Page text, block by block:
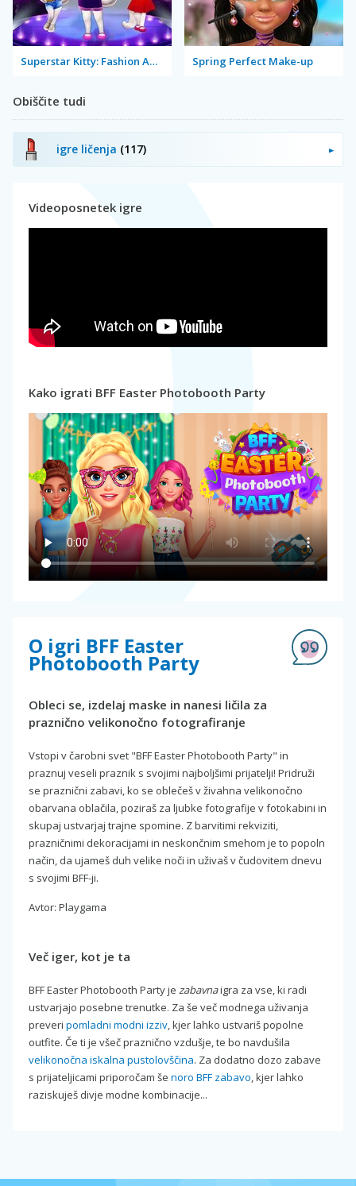
Superstar Kitty: Fashion Award Spring Perfect Make-up
Obiščite tudi
igre ličenja (117)
Videoposnetek igre
Kako igrati BFF Easter Photobooth Party
O igri BFF Easter
Photobooth Party
Obleci se, izdelaj maske in nanesi ličila za
praznično velikonočno fotografiranje
Vstopi v čarobni svet "BFF Easter Photobooth Party" in
praznuj veseli praznik s svojimi najboljšimi prijatelji! Pridruži
se praznični zabavi, ko se oblečeš v živahna velikonočno
obarvana oblačila, poziraš za ljubke fotografije v fotokabini in
skupaj ustvarjaj trajne spomine. Z barvitimi rekviziti,
prazničnimi dekoracijami in neskončnim smehom je to popoln
način, da ujameš duh velike noči in uživaš v čudovitem dnevu
s svojimi BFF-ji.
Avtor: Playgama
Več iger, kot je ta
BFF Easter Photobooth Party je zabavnaigra za vse, ki radi
ustvarjajo posebne trenutke. Za še več modnega uživanja
preveri pomladni modni izziv, kjer lahko ustvariš popolne
outfite. Če ti je všeč praznično vzdušje, te bo navdušila
velikonočna iskalna pustolovščina. Za dodatno dozo zabave
s prijateljicami priporočam še noro BFF zabavo, kjer lahko
raziskuješ divje modne kombinacije...